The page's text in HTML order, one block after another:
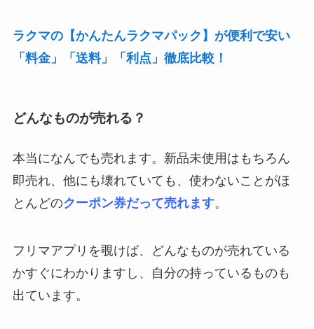
ラクマの【かんたんラクマパック】が便利で安い
「料金」「送料」「利点」徹底比較！
どんなものが売れる？
本当になんでも売れます。新品未使用はもちろん
即売れ、他にも壊れていても、使わないことがほ
とんどのクーポン券だって売れます。
フリマアプリを覗けば、どんなものが売れている
かすぐにわかりますし、自分の持っているものも
出ています。